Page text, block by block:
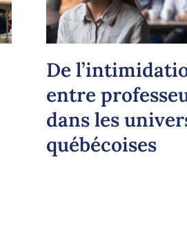
De
entre
dans les
québécoises